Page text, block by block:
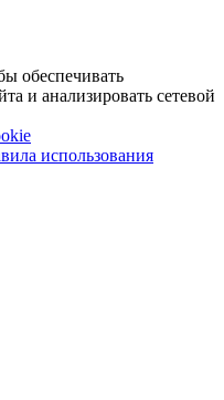
обеспечивать
и анализировать сетевой
использования